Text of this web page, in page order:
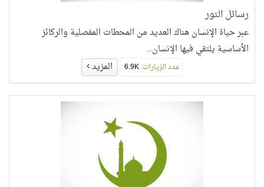
رسائل النور
عبر حياة الإنسان هناك العديد من المحطات المفصلية والركائز
الأساسية يلتقي فيها الإنسان..
عدد الزيارات: المزيد